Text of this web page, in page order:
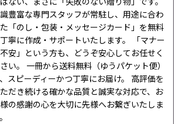
豊富な専門スタッフが常駐し、用途に合わ
「のし・包装・メッセージカード」を無料
寧に作成・サポートいたします。 「マナー
安」という方も、どうぞ安心してお任せく
い。 一冊から送料無料（ゆうパケット便）
スピーディーかつ丁寧にお届け。 高評価を
だき続ける確かな品質と誠実な対応で、お
の感謝の心を大切に先様へお繋ぎいたしま